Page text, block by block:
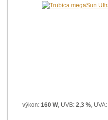
výkon: 160 W, UVB: 2,3 %, UVA: